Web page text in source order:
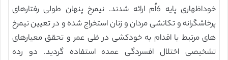
خوداظهاری پایه 6اُم ارائه شدند. نیمرخ پنهان طولی رفتارهای
پرخاشگرانه و تکانشی مردان و زنان استخراج شده و در تعیین نیمرخ
های مرتبط با اقدام به خودکشی در ظی عمر و تحقق معیارهای
تشخیصی اختلال افسردگی عمده استفاده گردید. دو رده